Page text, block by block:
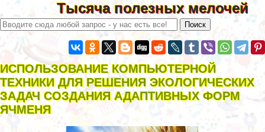
Тысяча полезных мелочей
ИСПОЛЬЗОВАНИЕ КОМПЬЮТЕРНОЙ
ТЕХНИКИ ДЛЯ РЕШЕНИЯ ЭКОЛОГИЧЕСКИХ
ЗАДАЧ СОЗДАНИЯ АДАПТИВНЫХ ФОРМ
ЯЧМЕНЯ